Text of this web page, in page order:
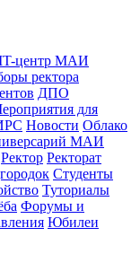
центр МАИ
ректора
ДПО
для
Новости Облако
МАИ
Ректор Ректорат
Студенты
Туториалы
Форумы и
Юбилеи